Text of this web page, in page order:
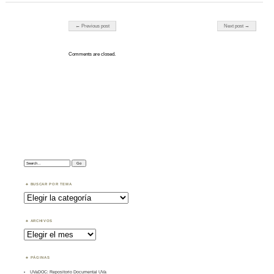
Post navigation
← Previous post Next post →
Comments are closed.
Search:
BUSCAR POR TEMA
Buscar
por
Tema
ARCHIVOS
Archivos
PÁGINAS
UVaDOC: Repositorio Documental UVa